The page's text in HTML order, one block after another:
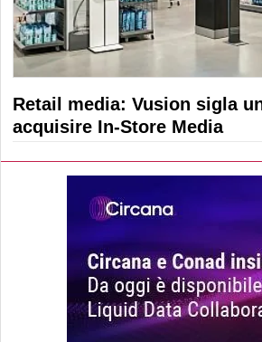
Retail media: Vusion sigla
acquisire In-Store Media